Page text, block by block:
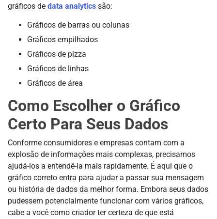
gráficos de data analytics são:
Gráficos de barras ou colunas
Gráficos empilhados
Gráficos de pizza
Gráficos de linhas
Gráficos de área
Como Escolher o Gráfico
Certo Para Seus Dados
Conforme consumidores e empresas contam com a
explosão de informações mais complexas, precisamos
ajudá-los a entendê-la mais rapidamente. É aqui que o
gráfico correto entra para ajudar a passar sua mensagem
ou história de dados da melhor forma. Embora seus dados
pudessem potencialmente funcionar com vários gráficos,
cabe a você como criador ter certeza de que está